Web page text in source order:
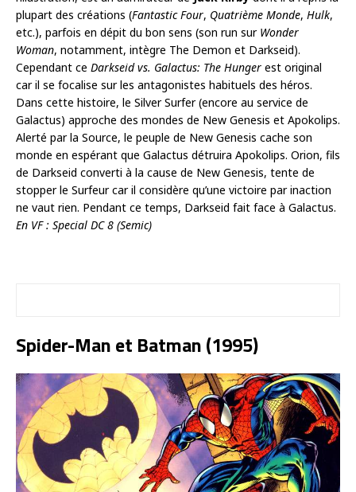
plupart des créations (Fantastic Four, Quatrième Monde, Hulk,
etc.), parfois en dépit du bon sens (son run sur Wonder
Woman, notamment, intègre The Demon et Darkseid).
Cependant ce Darkseid vs. Galactus: The Hunger est original
car il se focalise sur les antagonistes habituels des héros.
Dans cette histoire, le Silver Surfer (encore au service de
Galactus) approche des mondes de New Genesis et Apokolips.
Alerté par la Source, le peuple de New Genesis cache son
monde en espérant que Galactus détruira Apokolips. Orion, fils
de Darkseid converti à la cause de New Genesis, tente de
stopper le Surfeur car il considère qu’une victoire par inaction
ne vaut rien. Pendant ce temps, Darkseid fait face à Galactus.
En VF : Special DC 8 (Semic)
Spider-Man et Batman (1995)